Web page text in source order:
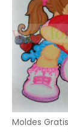
Moldes